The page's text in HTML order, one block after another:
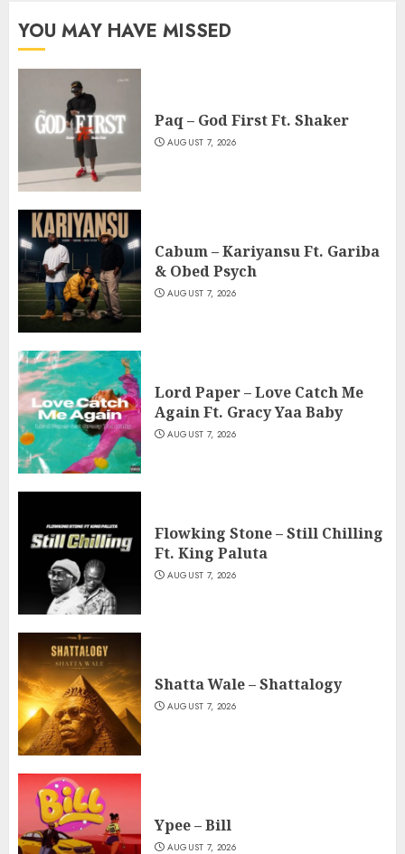
YOU MAY HAVE MISSED
Paq – God First Ft. Shaker
AUGUST 7, 2026
Cabum – Kariyansu Ft. Gariba
& Obed Psych
AUGUST 7, 2026
Lord Paper – Love Catch Me
Again Ft. Gracy Yaa Baby
AUGUST 7, 2026
Flowking Stone – Still Chilling
Ft. King Paluta
AUGUST 7, 2026
Shatta Wale – Shattalogy
AUGUST 7, 2026
Ypee – Bill
AUGUST 7, 2026